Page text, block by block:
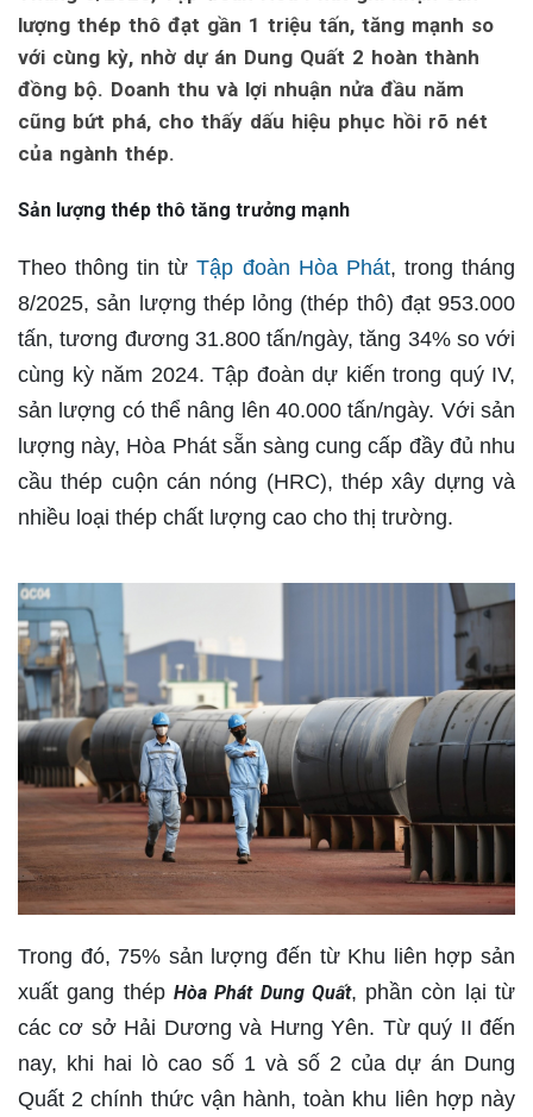
lượng thép thô đạt gần 1 triệu tấn, tăng mạnh so
với cùng kỳ, nhờ dự án Dung Quất 2 hoàn thành
đồng bộ. Doanh thu và lợi nhuận nửa đầu năm
cũng bứt phá, cho thấy dấu hiệu phục hồi rõ nét
của ngành thép.
Sản lượng thép thô tăng trưởng mạnh
Theo thông tin từTập đoàn Hòa Phát, trong tháng
8/2025, sản lượng thép lỏng (thép thô) đạt 953.000
tấn, tương đương 31.800 tấn/ngày, tăng 34% so với
cùng kỳ năm 2024. Tập đoàn dự kiến trong quý IV,
sản lượng có thể nâng lên 40.000 tấn/ngày. Với sản
lượng này, Hòa Phát sẵn sàng cung cấp đầy đủ nhu
cầu thép cuộn cán nóng (HRC), thép xây dựng và
nhiều loại thép chất lượng cao cho thị trường.
Trong đó, 75% sản lượng đến từ Khu liên hợp sản
xuất gang thép Hòa Phát Dung Quất, phần còn lại từ
các cơ sở Hải Dương và Hưng Yên. Từ quý II đến
nay, khi hai lò cao số 1 và số 2 của dự án Dung
Quất 2 chính thức vận hành, toàn khu liên hợp này